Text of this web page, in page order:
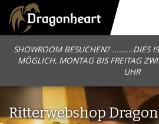
SHOWROOM BESUCHEN? .........DIES
MÖGLICH, MONTAG BIS FREITAG
UHR
Ritterwebshop